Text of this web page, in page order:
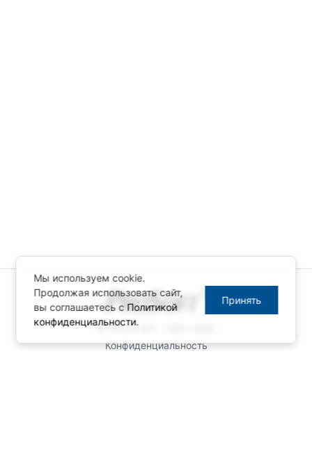
© ПРОСОФТ, 1996-2026
Конфиденциальность
Мы используем cookie.
Продолжая использовать сайт,
вы соглашаетесь с Политикой
конфиденциальности.
Принять